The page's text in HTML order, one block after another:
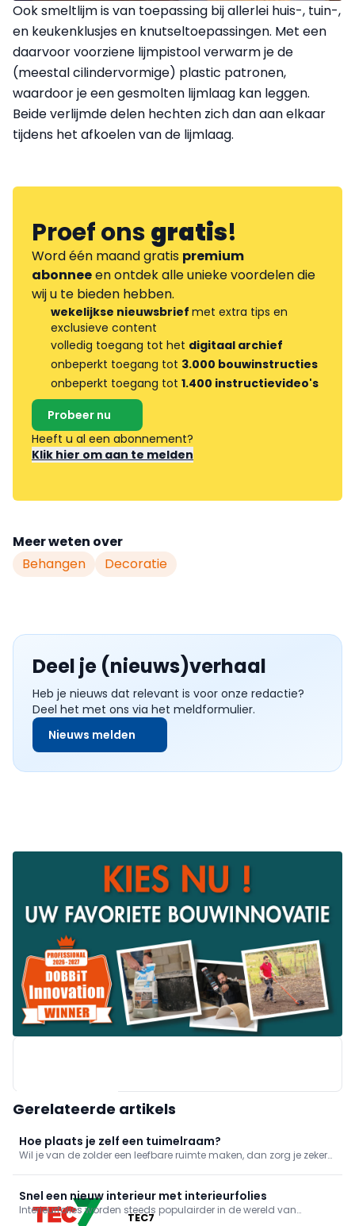
Ook smeltlijm is van toepassing bij allerlei huis-, tuin-,
en keukenklusjes en knutseltoepassingen. Met een
daarvoor voorziene lijmpistool verwarm je de
(meestal cilindervormige) plastic patronen,
waardoor je een gesmolten lijmlaag kan leggen.
Beide verlijmde delen hechten zich dan aan elkaar
tijdens het afkoelen van de lijmlaag.
Proef onsgratis!
Word één maand gratis premium
abonneeen ontdek alle unieke voordelen die
wij u te bieden hebben.
wekelijkse nieuwsbrief met extra tips en
exclusieve content
volledig toegang tot het digitaal archief
onbeperkt toegang tot 3.000 bouwinstructies
onbeperkt toegang tot 1.400 instructievideo's
Probeer nu
Heeft u al een abonnement?
Klik hier om aan te melden
Meer weten over
Behangen
Decoratie
Deel je (nieuws)verhaal
Heb je nieuws dat relevant is voor onze redactie?
Deel het met ons via het meldformulier.
Nieuws melden
TEC7
Gerelateerde artikels
Hoe plaats je zelf een tuimelraam?
Wil je van de zolder een leefbare ruimte maken, dan zorg je zeker
luchtcirculatie op zolder.
Snel een nieuw interieur met interieurfolies
Interieurfolies worden steeds populairder in de wereld van
interieurdecoratie. Gegroeid uit een folie die enkel gebruikt werd ter